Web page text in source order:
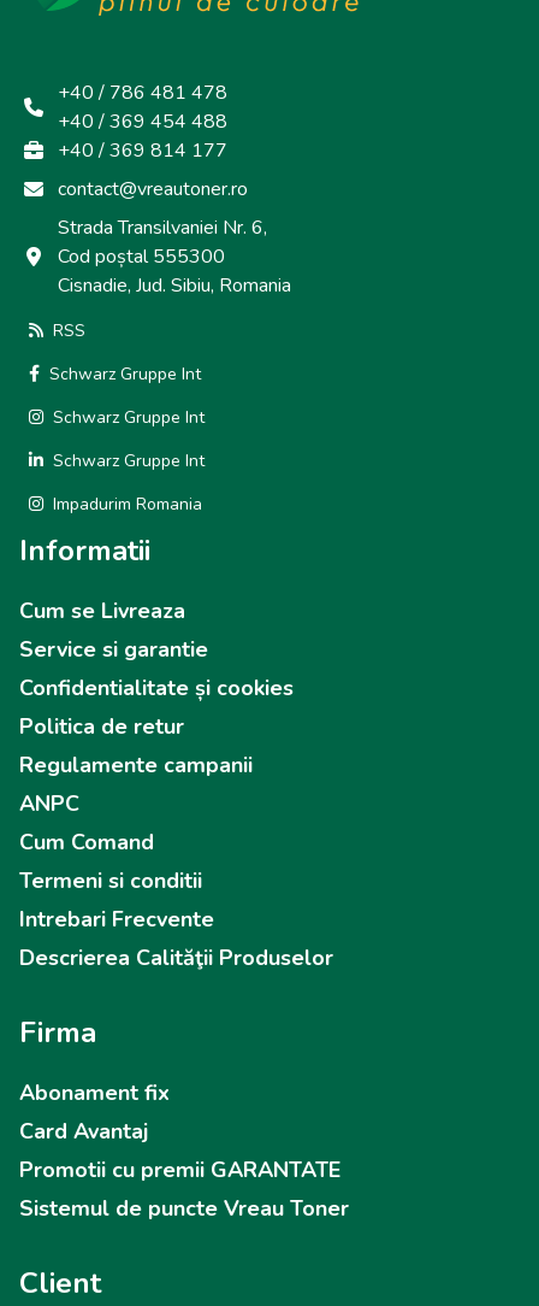
+40 / 786 481 478
+40 / 369 454 488
+40 / 369 814 177
contact@vreautoner.ro
Strada Transilvaniei Nr. 6,
Cod poștal 555300
Cisnadie, Jud. Sibiu, Romania
RSS
Schwarz Gruppe Int
Schwarz Gruppe Int
Schwarz Gruppe Int
Impadurim Romania
Informatii
Cum se Livreaza
Service si garantie
Confidentialitate și cookies
Politica de retur
Regulamente campanii
ANPC
Cum Comand
Termeni si conditii
Intrebari Frecvente
Descrierea Calităţii Produselor
Firma
Abonament fix
Card Avantaj
Promotii cu premii GARANTATE
Sistemul de puncte Vreau Toner
Client